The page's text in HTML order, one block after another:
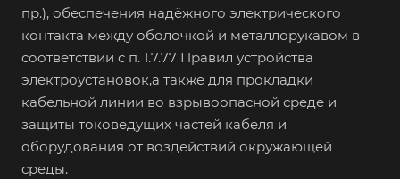
пр.), обеспечения надёжного электрического
контакта между оболочкой и металлорукавом в
соответствии с п. 1.7.77 Правил устройства
электроустановок,а также для прокладки
кабельной линии во взрывоопасной среде и
защиты токоведущих частей кабеля и
оборудования от воздействий окружающей
среды.